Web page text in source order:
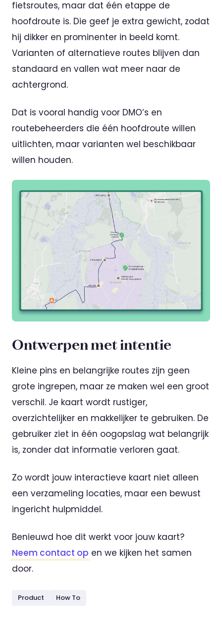
fietsroutes, maar dat één etappe de
hoofdroute is. Die geef je extra gewicht, zodat
hij dikker en prominenter in beeld komt.
Varianten of alternatieve routes blijven dan
standaard en vallen wat meer naar de
achtergrond.
Dat is vooral handig voor DMO’s en
routebeheerders die één hoofdroute willen
uitlichten, maar varianten wel beschikbaar
willen houden.
Ontwerpen met intentie
Kleine pins en belangrijke routes zijn geen
grote ingrepen, maar ze maken wel een groot
verschil. Je kaart wordt rustiger,
overzichtelijker en makkelijker te gebruiken. De
gebruiker ziet in één oogopslag wat belangrijk
is, zonder dat informatie verloren gaat.
Zo wordt jouw interactieve kaart niet alleen
een verzameling locaties, maar een bewust
ingericht hulpmiddel.
Benieuwd hoe dit werkt voor jouw kaart?
Neem contact op en we kijken het samen
door.
Product How To